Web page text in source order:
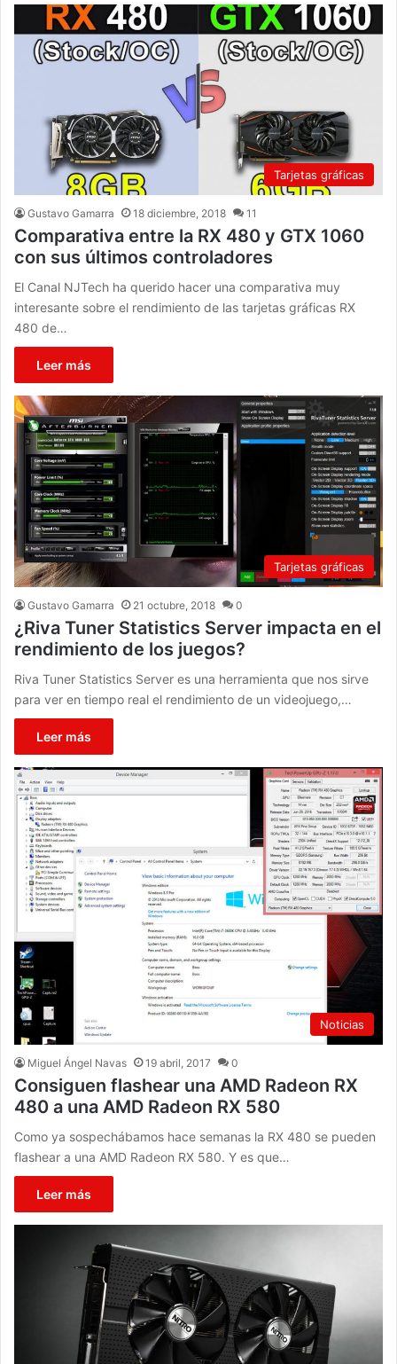
Tarjetas gráficas
Gustavo Gamarra 18 diciembre, 2018 11
Comparativa entre la RX 480 y GTX 1060
con sus últimos controladores
El Canal NJTech ha querido hacer una comparativa muy
interesante sobre el rendimiento de las tarjetas gráficas RX
480 de…
Leer más
Tarjetas gráficas
Gustavo Gamarra 21 octubre, 2018 0
¿Riva Tuner Statistics Server impacta en el
rendimiento de los juegos?
Riva Tuner Statistics Server es una herramienta que nos sirve
para ver en tiempo real el rendimiento de un videojuego,…
Leer más
Noticias
Miguel Ángel Navas 19 abril, 2017 0
Consiguen flashear una AMD Radeon RX
480 a una AMD Radeon RX 580
Como ya sospechábamos hace semanas la RX 480 se pueden
flashear a una AMD Radeon RX 580. Y es que…
Leer más